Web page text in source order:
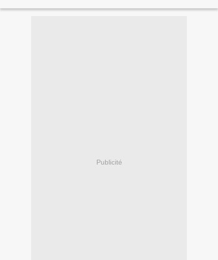
Publicité